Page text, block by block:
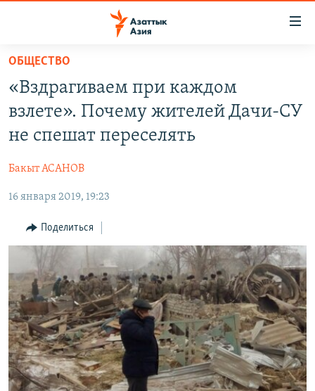
Вернуться
основному
содержанию
главной
Вернутся
поиску
КАЗАХСТАН
НОВОСТИ
КЫРГЫЗЧА
ЎЗБЕКЧА
ТОҶИКӢ
TÜRKMENÇE
Все сайты РСЕ/РС
ОБЩЕСТВО
«Вздрагиваем при каждом
взлете». Почему жителей Дачи-СУ
не спешат переселять
Бакыт АСАНОВ
16 января 2019, 19:23
Поделиться